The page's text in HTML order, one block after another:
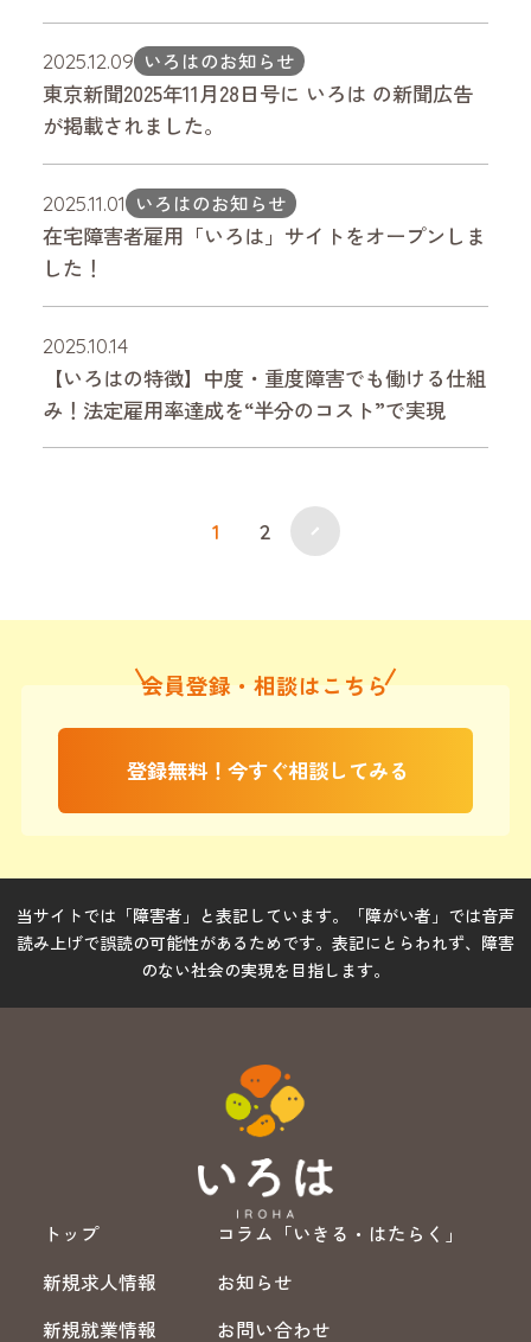
2025.12.09 いろはのお知らせ
東京新聞2025年11月28日号に いろは の新聞広告
が掲載されました。
2025.11.01 いろはのお知らせ
在宅障害者雇用「いろは」サイトをオープンしま
した！
2025.10.14
【いろはの特徴】中度・重度障害でも働ける仕組
み！法定雇用率達成を“半分のコスト”で実現
1 2
会員登録・相談はこちら
登録無料！今すぐ相談してみる
当サイトでは「障害者」と表記しています。「障がい者」では音声
読み上げで誤読の可能性があるためです。表記にとらわれず、障害
のない社会の実現を目指します。
トップ
新規求人情報
新規就業情報
コラム「いきる・はたらく」
お知らせ
お問い合わせ